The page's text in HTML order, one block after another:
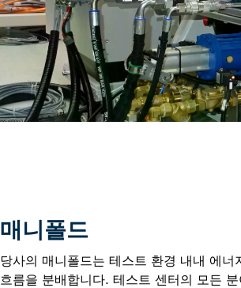
매니폴드
당사의 매니폴드는 테스트 환경 내내 에너
흐름을 분배합니다. 테스트 센터의 모든